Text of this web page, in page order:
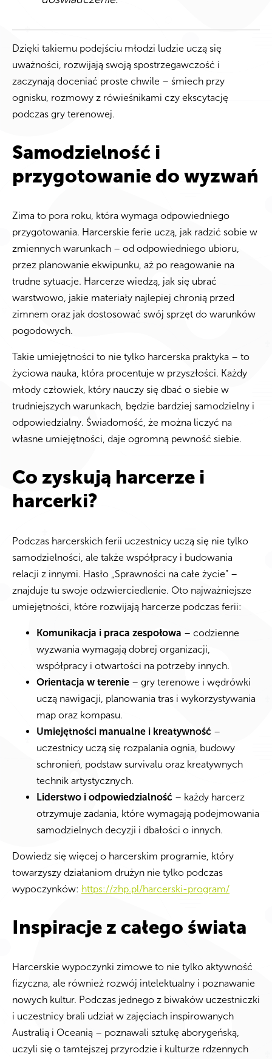
Dzięki takiemu podejściu młodzi ludzie uczą się
uważności, rozwijają swoją spostrzegawczość i
zaczynają doceniać proste chwile – śmiech przy
ognisku, rozmowy z rówieśnikami czy ekscytację
podczas gry terenowej.
Samodzielność i
przygotowanie do wyzwań
Zima to pora roku, która wymaga odpowiedniego
przygotowania. Harcerskie ferie uczą, jak radzić sobie w
zmiennych warunkach – od odpowiedniego ubioru,
przez planowanie ekwipunku, aż po reagowanie na
trudne sytuacje. Harcerze wiedzą, jak się ubrać
warstwowo, jakie materiały najlepiej chronią przed
zimnem oraz jak dostosować swój sprzęt do warunków
pogodowych.
Takie umiejętności to nie tylko harcerska praktyka – to
życiowa nauka, która procentuje w przyszłości. Każdy
młody człowiek, który nauczy się dbać o siebie w
trudniejszych warunkach, będzie bardziej samodzielny i
odpowiedzialny. Świadomość, że można liczyć na
własne umiejętności, daje ogromną pewność siebie.
Co zyskują harcerze i
harcerki?
Podczas harcerskich ferii uczestnicy uczą się nie tylko
samodzielności, ale także współpracy i budowania
relacji z innymi. Hasło „Sprawności na całe życie” –
znajduje tu swoje odzwierciedlenie. Oto najważniejsze
umiejętności, które rozwijają harcerze podczas ferii:
Komunikacja i praca zespołowa – codzienne
wyzwania wymagają dobrej organizacji,
współpracy i otwartości na potrzeby innych.
Orientacja w terenie – gry terenowe i wędrówki
uczą nawigacji, planowania tras i wykorzystywania
map oraz kompasu.
Umiejętności manualne i kreatywność –
uczestnicy uczą się rozpalania ognia, budowy
schronień, podstaw survivalu oraz kreatywnych
technik artystycznych.
Liderstwo i odpowiedzialność – każdy harcerz
otrzymuje zadania, które wymagają podejmowania
samodzielnych decyzji i dbałości o innych.
Dowiedz się więcej o harcerskim programie, który
towarzyszy działaniom drużyn nie tylko podczas
wypoczynków: https://zhp.pl/harcerski-program/
Inspiracje z całego świata
Harcerskie wypoczynki zimowe to nie tylko aktywność
fizyczna, ale również rozwój intelektualny i poznawanie
nowych kultur. Podczas jednego z biwaków uczestniczki
i uczestnicy brali udział w zajęciach inspirowanych
Australią i Oceanią – poznawali sztukę aborygeńską,
uczyli się o tamtejszej przyrodzie i kulturze rdzennych